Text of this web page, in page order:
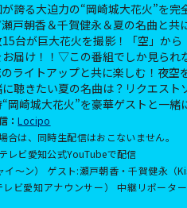
誇る大迫力の“岡崎城大花火”を
戸朝香＆千賀健永＆夏の名曲と共
台が巨大花火を撮影！「空」か
届け！！▽この番組でしか見られ
ライトアップと共に楽しむ！夜空
聴きたい夏の名曲は？リクエス
岡崎城大花火”を豪華ゲストと一緒
：Locipo
は、同時生配信はおこないません。
レビ愛知公式YouTubeで配信
～ン） ゲスト:瀬戸朝香・千賀健永（
ビ愛知アナウンサー） 中継リポータ